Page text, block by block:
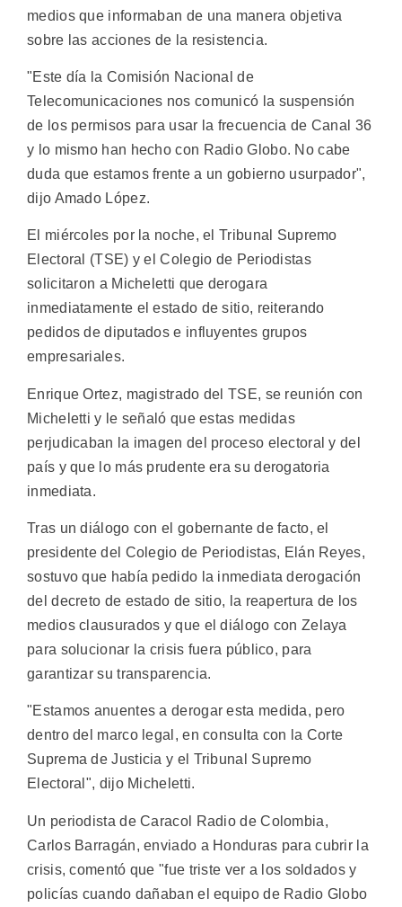
medios que informaban de una manera objetiva
sobre las acciones de la resistencia.
"Este día la Comisión Nacional de
Telecomunicaciones nos comunicó la suspensión
de los permisos para usar la frecuencia de Canal 36
y lo mismo han hecho con Radio Globo. No cabe
duda que estamos frente a un gobierno usurpador",
dijo Amado López.
El miércoles por la noche, el Tribunal Supremo
Electoral (TSE) y el Colegio de Periodistas
solicitaron a Micheletti que derogara
inmediatamente el estado de sitio, reiterando
pedidos de diputados e influyentes grupos
empresariales.
Enrique Ortez, magistrado del TSE, se reunión con
Micheletti y le señaló que estas medidas
perjudicaban la imagen del proceso electoral y del
país y que lo más prudente era su derogatoria
inmediata.
Tras un diálogo con el gobernante de facto, el
presidente del Colegio de Periodistas, Elán Reyes,
sostuvo que había pedido la inmediata derogación
del decreto de estado de sitio, la reapertura de los
medios clausurados y que el diálogo con Zelaya
para solucionar la crisis fuera público, para
garantizar su transparencia.
"Estamos anuentes a derogar esta medida, pero
dentro del marco legal, en consulta con la Corte
Suprema de Justicia y el Tribunal Supremo
Electoral", dijo Micheletti.
Un periodista de Caracol Radio de Colombia,
Carlos Barragán, enviado a Honduras para cubrir la
crisis, comentó que "fue triste ver a los soldados y
policías cuando dañaban el equipo de Radio Globo